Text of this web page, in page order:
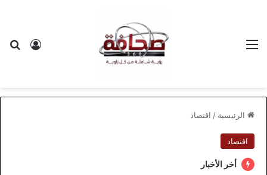
الرئيسية / اقتصاد
اقتصاد
أخر الأخبار